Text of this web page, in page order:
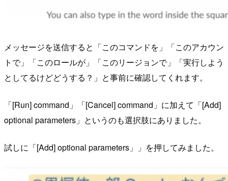
メッセージを送信すると「このコマンドを」「このアカウン
トで」「このロールが」「このリージョンで」「実行しよう
としてるけどどうする？」と事前に確認してくれます。
「[Run] command」「[Cancel] command」に加えて「[Add]
optional parameters」というのも選択肢にありました。
試しに「[Add] optional parameters」」を押してみました。